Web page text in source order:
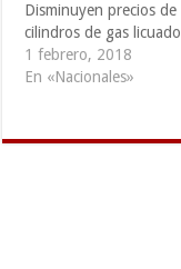
Disminuyen precios de
cilindros de gas licuado
1 febrero, 2018
En «Nacionales»